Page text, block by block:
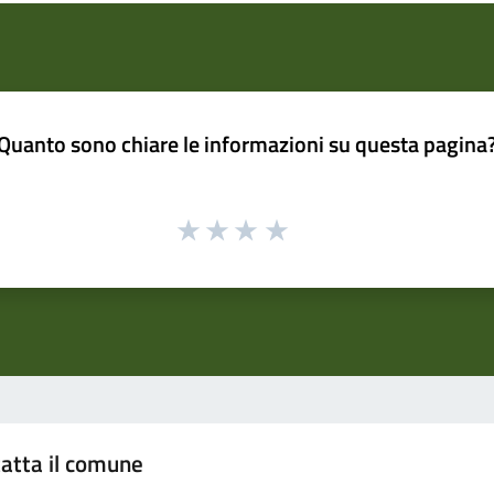
sono chiare le informazioni su questa
il comune